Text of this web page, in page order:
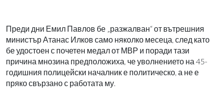
Преди дни Емил Павлов бе „разжалван“ от вътрешния
министър Атанас Илков само няколко месеца, след като
бе удостоен с почетен медал от МВР и поради тази
причина мнозина предположиха, че уволнението на 45-
годишния полицейски началник е политическо, а не е
пряко свързано с работата му.